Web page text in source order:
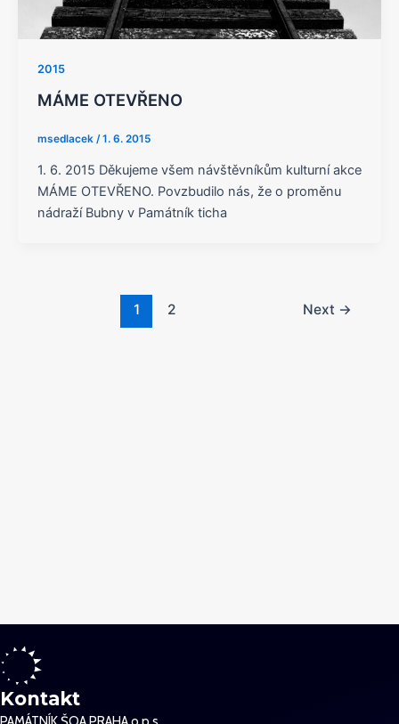
2015
MÁME OTEVŘENO
msedlacek /1. 6. 2015
1. 6. 2015 Děkujeme všem návštěvníkům kulturní akce
MÁME OTEVŘENO. Povzbudilo nás, že o proměnu
nádraží Bubny v Památník ticha
1 2 Next →
Kontakt